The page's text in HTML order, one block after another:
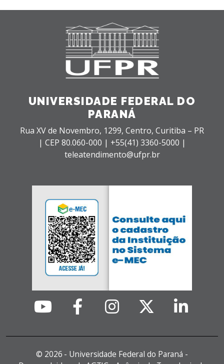
UNIVERSIDADE FEDERAL DO
PARANÁ
Rua XV de Novembro, 1299, Centro, Curitiba – PR
| CEP 80.060-000 | +55(41) 3360-5000 |
teleatendimento@ufpr.br
© 2026 - Universidade Federal do Paraná -